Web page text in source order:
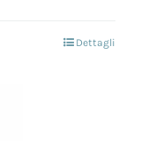
Dettagli